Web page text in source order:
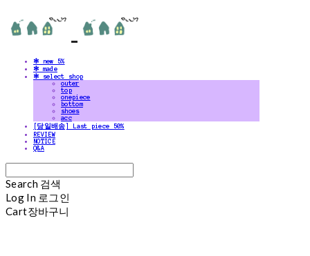
✻ new 5%
✻ made
✻ select shop
outer
top
onepiece
bottom
shoes
acc
[당일배송] Last piece 50%
REVIEW
NOTICE
Q&A
Search 검색
Log In 로그인
Cart장바구니